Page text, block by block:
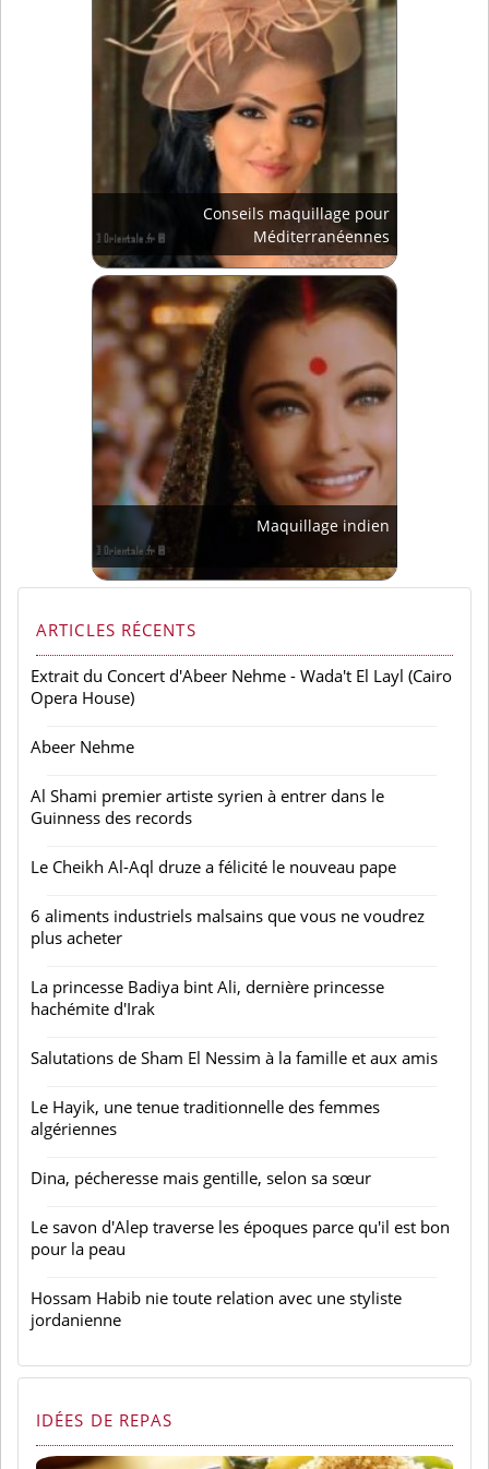
Conseils maquillage pour
Méditerranéennes
Maquillage indien
ARTICLES RÉCENTS
Extrait du Concert d'Abeer Nehme - Wada't El Layl (Cairo
Opera House)
Abeer Nehme
Al Shami premier artiste syrien à entrer dans le
Guinness des records
Le Cheikh Al-Aql druze a félicité le nouveau pape
6 aliments industriels malsains que vous ne voudrez
plus acheter
La princesse Badiya bint Ali, dernière princesse
hachémite d'Irak
Salutations de Sham El Nessim à la famille et aux amis
Le Hayik, une tenue traditionnelle des femmes
algériennes
Dina, pécheresse mais gentille, selon sa sœur
Le savon d'Alep traverse les époques parce qu'il est bon
pour la peau
Hossam Habib nie toute relation avec une styliste
jordanienne
IDÉES DE REPAS